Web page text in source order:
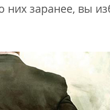
заранее, вы